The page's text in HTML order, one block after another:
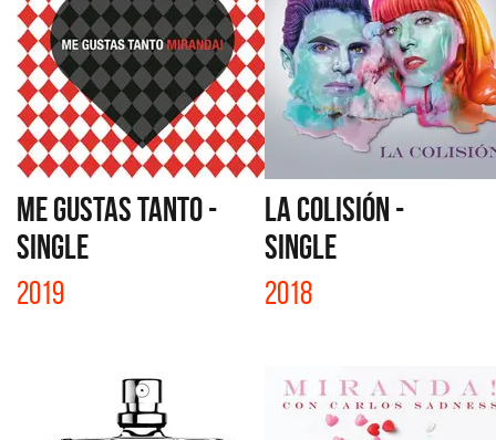
ME GUSTAS TANTO -
SINGLE
2019
LA COLISIÓN -
SINGLE
2018